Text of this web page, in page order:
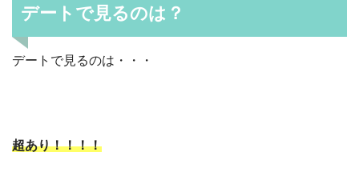
デートで見るのは？
デートで見るのは・・・
超あり！！！！